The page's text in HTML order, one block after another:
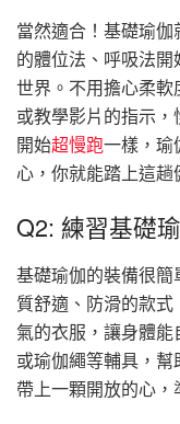
當然適合！基礎瑜
的體位法、呼吸法
世界。不用擔心柔
或教學影片的指示
開始超慢跑一樣，瑜
心，你就能踏上這趟
Q2: 練習基礎
基礎瑜伽的裝備很
質舒適、防滑的款
氣的衣服，讓身體
或瑜伽繩等輔具，幫
帶上一顆開放的心，